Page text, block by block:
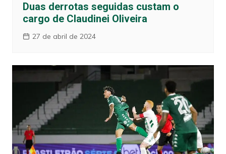
Duas derrotas seguidas custam o
cargo de Claudinei Oliveira
27 de abril de 2024